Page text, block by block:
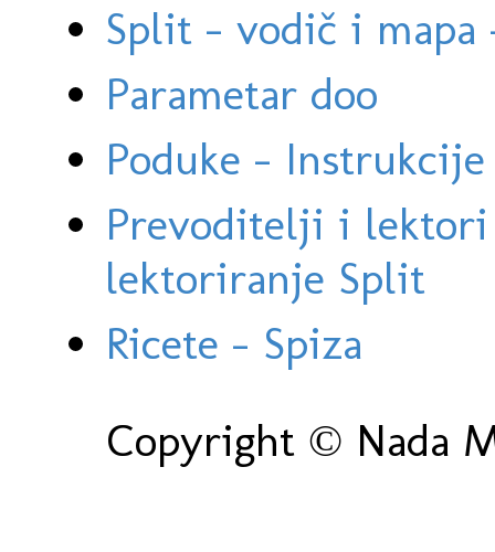
Split - vodič i
Parametar doo
Poduke -
Prevoditelji i
lektoriranje Split
Ricete - Spiza
Copyright © Nada